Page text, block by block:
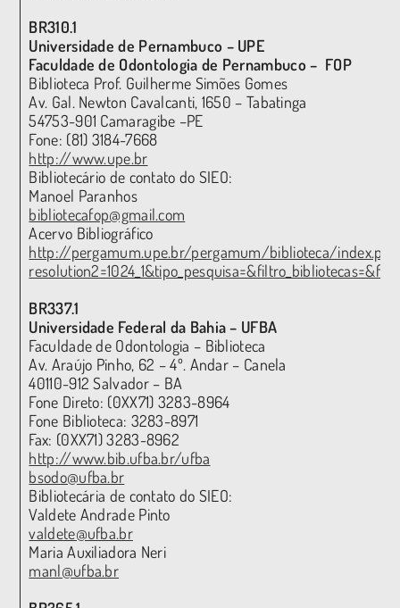
BR310.1
Universidade de Pernambuco – UPE
Faculdade de Odontologia de Pernambuco – FOP
Biblioteca Prof. Guilherme Simões Gomes
Av. Gal. Newton Cavalcanti, 1650 – Tabatinga
54753-901 Camaragibe –PE
Fone: (81) 3184-7668
http://www.upe.br
Bibliotecário de contato do SIEO:
Manoel Paranhos
bibliotecafop@gmail.com
Acervo Bibliográfico
http://pergamum.upe.br/pergamum/biblioteca/
BR337.1
Universidade Federal da Bahia – UFBA
Faculdade de Odontologia – Biblioteca
Av. Araújo Pinho, 62 – 4º. Andar – Canela
40110-912 Salvador – BA
Fone Direto: (0XX71) 3283-8964
Fone Biblioteca: 3283-8971
Fax: (0XX71) 3283-8962
http://www.bib.ufba.br/ufba
bsodo@ufba.br
Bibliotecária de contato do SIEO:
Valdete Andrade Pinto
valdete@ufba.br
Maria Auxiliadora Neri
manl@ufba.br